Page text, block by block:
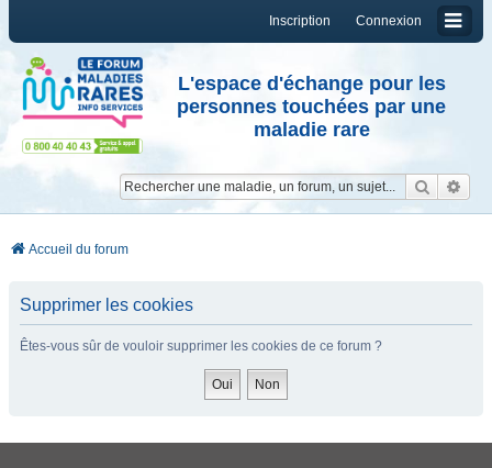
Connexion
Inscription
L'espace d'échange pour les
personnes touchées par une
maladie rare
Accueil du forum
Supprimer les cookies
Êtes-vous sûr de vouloir supprimer les cookies de ce forum ?